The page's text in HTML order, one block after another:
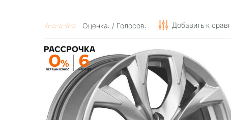
☆☆☆☆☆
★★★★★ Оценка: / Голосов: Добавить к